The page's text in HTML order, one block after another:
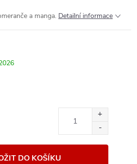
a manga. Detailní informace
DO KOŠÍKU